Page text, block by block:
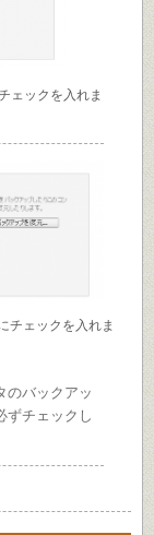
ェックを入れま
チェックを入れま
のバックアッ
ずチェックし